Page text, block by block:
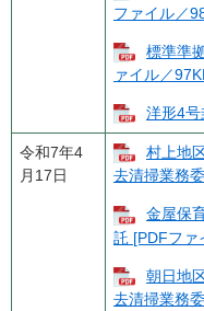
ファイル／
標準準
ァイル／
洋形4
令和7年4
月17日
村上地
去清掃業務
金屋保
託 [PDFファ
朝日地
去清掃業務